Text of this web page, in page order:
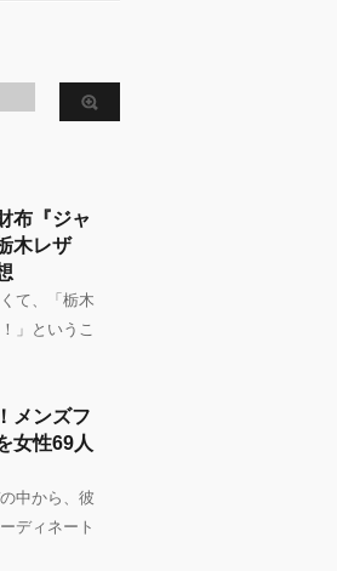
布『ジャ
木レザ
て、「栃木
」というこ
メンズフ
女性69人
中から、彼
ディネート